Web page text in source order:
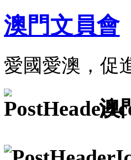
澳門文員會
愛國愛澳，促
澳